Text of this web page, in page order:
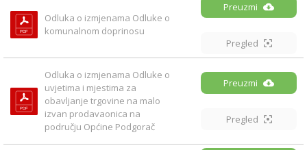
Odluka o izmjenama Odluke o
komunalnom doprinosu
Preuzmi
Pregled
Odluka o izmjenama Odluke o
uvjetima i mjestima za
obavljanje trgovine na malo
izvan prodavaonica na
području Općine Podgorač
Preuzmi
Pregled